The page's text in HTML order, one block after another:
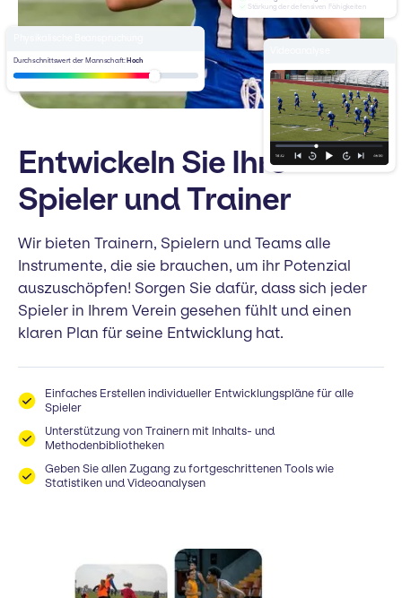
Entwickeln Sie Ihre
Spieler und Trainer
Wir bieten Trainern, Spielern und Teams alle
Instrumente, die sie brauchen, um ihr Potenzial
auszuschöpfen! Sorgen Sie dafür, dass sich jeder
Spieler in Ihrem Verein gesehen fühlt und einen
klaren Plan für seine Entwicklung hat.
Einfaches Erstellen individueller Entwicklungspläne für alle
Spieler
Unterstützung von Trainern mit Inhalts- und
Methodenbibliotheken
Geben Sie allen Zugang zu fortgeschrittenen Tools wie
Statistiken und Videoanalysen
Durchschnittswert der Mannschaft: Hoch
Stärkung der defensiven Fähigkeiten